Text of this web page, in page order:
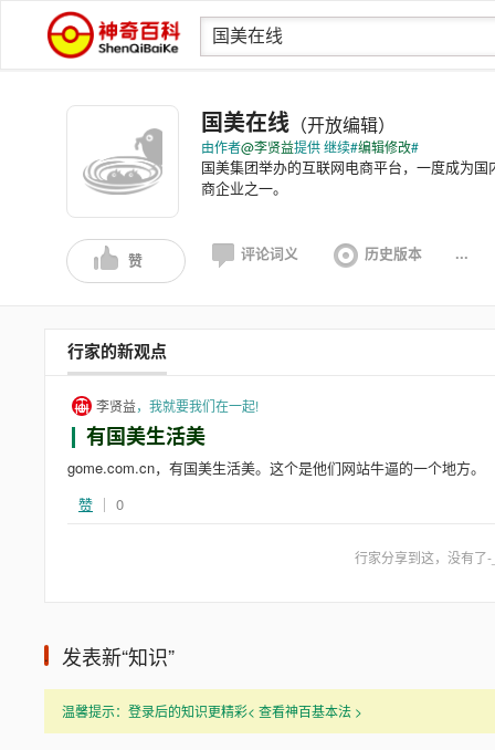
国美在线 （开放编辑）
由作者@李贤益提供 继续#编辑修改#
国美集团举办的互联网电商平台，一度成为
商企业之一。
赞 评论词义 历史版本 ...
行家的新观点
李贤益，我就要我们在一起!
有国美生活美
gome.com.cn，有国美生活美。这个是他们网站牛逼的一个地方。
赞 ｜ 0
行家分享到这，没有了-
. 发表新“知识”
温馨提示：登录后的知识更精彩< 查看神百基本法 >